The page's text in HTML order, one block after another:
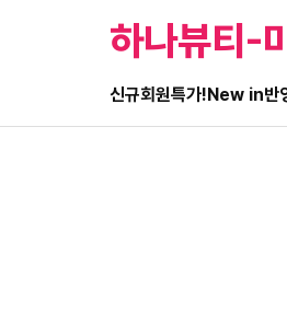
하나뷰티-
신규회원특가!New in반